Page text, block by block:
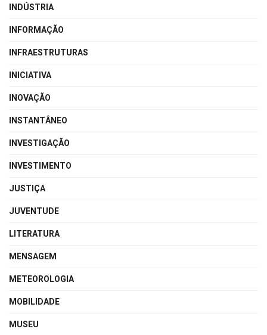
INDÚSTRIA
INFORMAÇÃO
INFRAESTRUTURAS
INICIATIVA
INOVAÇÃO
INSTANTÂNEO
INVESTIGAÇÃO
INVESTIMENTO
JUSTIÇA
JUVENTUDE
LITERATURA
MENSAGEM
METEOROLOGIA
MOBILIDADE
MUSEU